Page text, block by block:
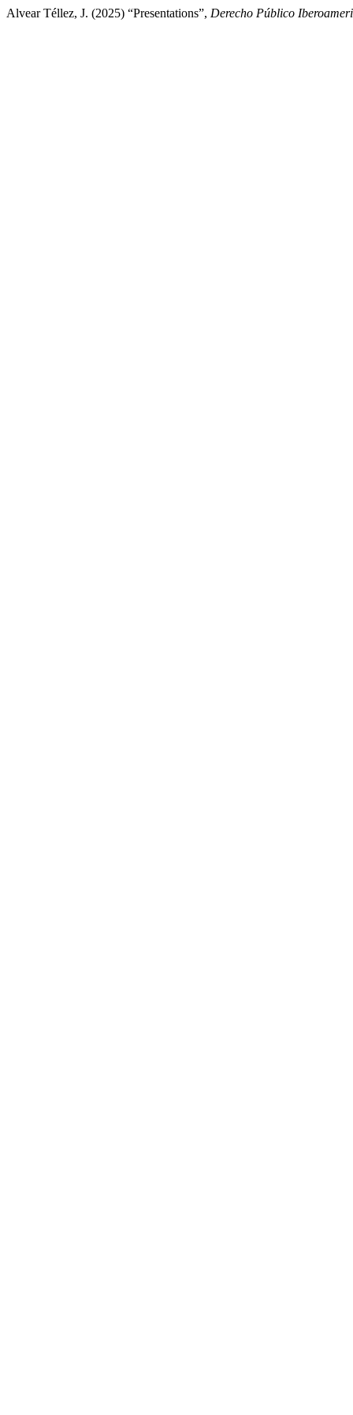
Alvear Téllez, J. (2025) “Presentations”, Derecho Público